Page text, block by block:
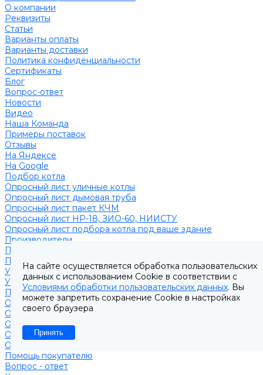
О компании
Реквизиты
Статьи
Варианты оплаты
Варианты доставки
Политика конфиденциальности
Сертификаты
Блог
Вопрос-ответ
Новости
Видео
Наша Команда
Примеры поставок
Отзывы
На Яндексе
На Google
Подбор котла
Опросный лист уличные котлы
Опросный лист дымовая труба
Опросный лист пакет КЧМ
Опросный лист НР-18, ЗИО-60, НИИСТУ
Опросный лист подбора котла под ваше здание
Производители
Помощь
Покупки
Условия оплаты
Условия доставки
Подобрать котёл
Опросный лист уличные котлы
Опросный лист дымовая труба
Опросный лист пакет КЧМ
Опросный лист НР-18, ЗИО-60, НИИСТУ
Опросный лист подбора котла под ваше здание
Помощь покупателю
Вопрос - ответ
На сайте осуществляется обработка пользовательских
данных с использованием Cookie в соответствии с
Условиями обработки пользовательских данных. Вы
можете запретить сохранение Cookie в настройках
своего браузера
Принять